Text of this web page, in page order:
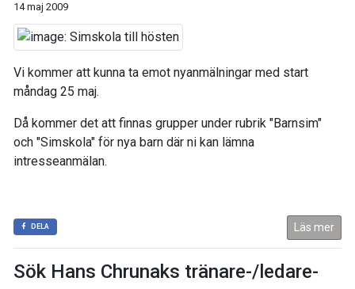
14 maj 2009
Vi kommer att kunna ta emot nyanmälningar med start
måndag 25 maj.
Då kommer det att finnas grupper under rubrik "Barnsim"
och "Simskola" för nya barn där ni kan lämna
intresseanmälan.
DELA Läs mer
Sök Hans Chrunaks tränare-/ledare-